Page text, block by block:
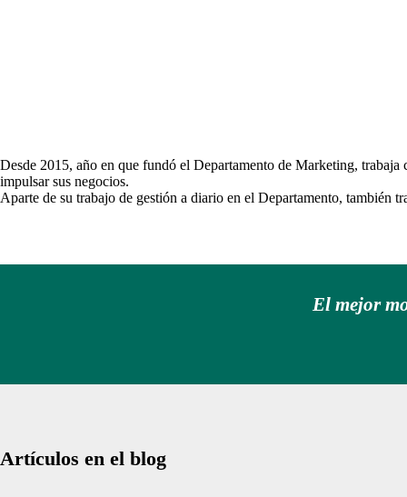
Desde 2015, año en que fundó el Departamento de Marketing,
impulsar sus negocios.
Aparte de su trabajo de gestión a diario en el Departamento, también
El mejor
Artículos en el blog